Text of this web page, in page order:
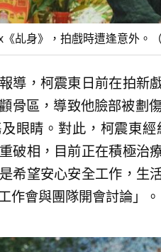
乩身》，拍戲時遭逢意外。
導，柯震東日前在拍新
骨區，導致他臉部被劃
眼睛。對此，柯震東
破相，目前正在積極治
希望安心安全工作，生
作會與團隊開會討論」。